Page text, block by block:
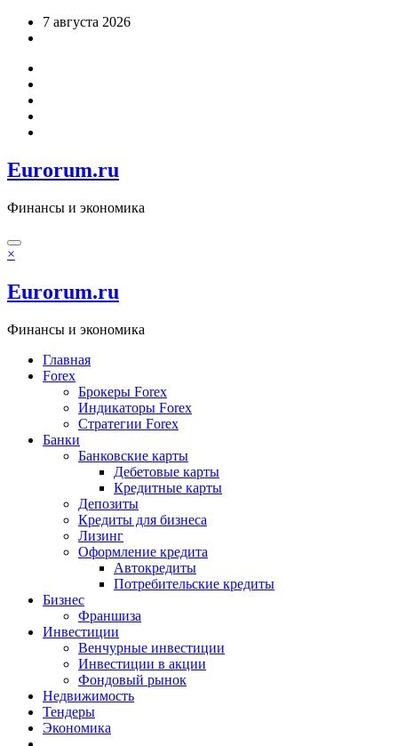
Перейти7 августа 2026
Eurorum.ru
Финансы и экономика
×
Eurorum.ru
Финансы и экономика
Главная
Forex
Брокеры Forex
Индикаторы Forex
Стратегии Forex
Банки
Банковские карты
Дебетовые карты
Кредитные карты
Депозиты
Кредиты для бизнеса
Лизинг
Оформление кредита
Автокредиты
Потребительские кредиты
Бизнес
Франшиза
Инвестиции
Венчурные инвестиции
Инвестиции в акции
Фондовый рынок
Недвижимость
Тендеры
Экономика